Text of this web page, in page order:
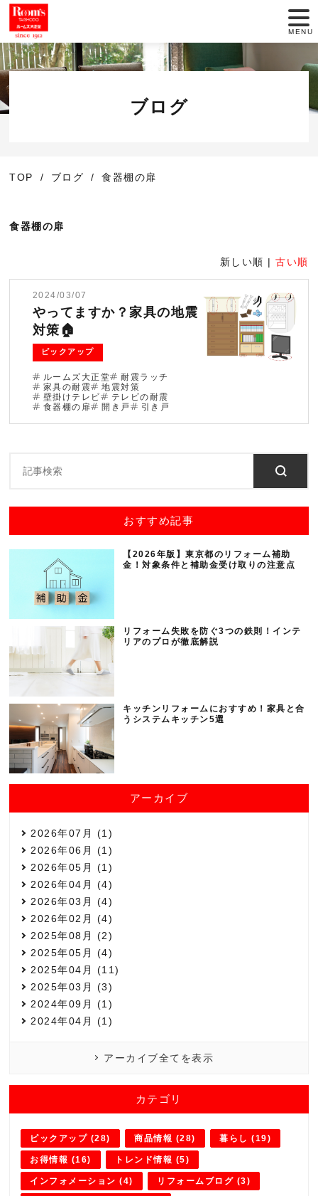
お問い合わせ
店舗一覧
動画でインテリア
大正堂のこだわり
お役立ち情報
ブログ
法人のお客様へ
MENU
ブログ
TOP ブログ 食器棚の扉
食器棚の扉
新しい順 |古い順
2024/03/07
やってますか？家具の地震
対策🏠
ピックアップ
ルームズ大正堂
耐震ラッチ
家具の耐震
地震対策
壁掛けテレビ
テレビの耐震
食器棚の扉
開き戸 引き戸
おすすめ記事
【2026年版】東京都のリフォーム補助
金！対象条件と補助金受け取りの注意点
リフォーム失敗を防ぐ3つの鉄則！インテ
リアのプロが徹底解説
キッチンリフォームにおすすめ！家具と合
うシステムキッチン5選
アーカイブ
2026年07月 (1)
2026年06月 (1)
2026年05月 (1)
2026年04月 (4)
2026年03月 (4)
2026年02月 (4)
2025年08月 (2)
2025年05月 (4)
2025年04月 (11)
2025年03月 (3)
2024年09月 (1)
2024年04月 (1)
アーカイブ全てを表示
カテゴリ
ピックアップ (28) 商品情報 (28) 暮らし (19)
お得情報 (16) トレンド情報 (5)
インフォメーション (4) リフォームブログ (3)